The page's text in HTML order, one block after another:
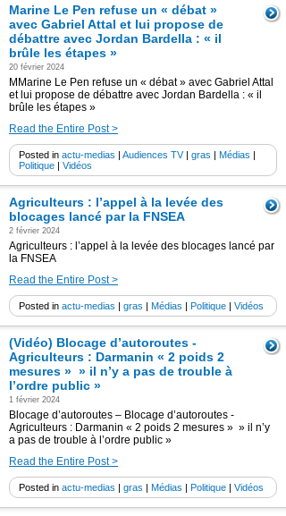
Marine Le Pen refuse un « débat »
avec Gabriel Attal et lui propose de
débattre avec Jordan Bardella : « il
brûle les étapes »
20 février 2024
MMarine Le Pen refuse un « débat » avec Gabriel Attal
et lui propose de débattre avec Jordan Bardella : « il
brûle les étapes »
Read the Entire Post >
Posted in actu-medias | Audiences TV| gras | Médias |
Politique | Vidéos
Agriculteurs : l’appel à la levée des
blocages lancé par la FNSEA
2 février 2024
Agriculteurs : l’appel à la levée des blocages lancé par
la FNSEA
Read the Entire Post >
Posted in actu-medias | gras | Médias | Politique | Vidéos
(Vidéo) Blocage d’autoroutes -
Agriculteurs : Darmanin « 2 poids 2
mesures » » il n’y a pas de trouble à
l’ordre public »
1 février 2024
Blocage d’autoroutes – Blocage d’autoroutes -
Agriculteurs : Darmanin « 2 poids 2 mesures » » il n’y
a pas de trouble à l’ordre public »
Read the Entire Post >
Posted in actu-medias | gras | Médias | Politique | Vidéos